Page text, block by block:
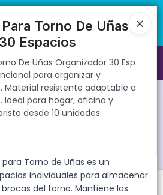
Uñas Organizador 30 Esp Dehuka.
ambientes. Ideal para hogar, oficina
10 unidades.
Torno De Uñas
Espacios
De Uñas Organizador 30 Esp
para organizar y
Material resistente adaptable a
para hogar, oficina y
desde 10 unidades.
para Torno de Uñas es un
individuales para almacenar
del torno. Mantiene las
desde 10 unidades. ¡Registrate y
precios exclusivos!
Ingresar a la Tienda